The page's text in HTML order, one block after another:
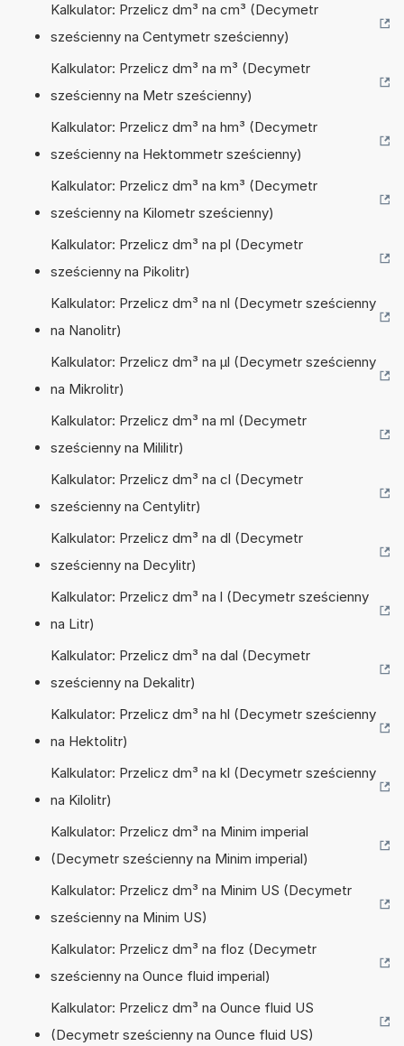
Kalkulator: Przelicz dm³ na cm³ (Decymetr
sześcienny na Centymetr sześcienny)
Kalkulator: Przelicz dm³ na m³ (Decymetr
sześcienny na Metr sześcienny)
Kalkulator: Przelicz dm³ na hm³ (Decymetr
sześcienny na Hektommetr sześcienny)
Kalkulator: Przelicz dm³ na km³ (Decymetr
sześcienny na Kilometr sześcienny)
Kalkulator: Przelicz dm³ na pl (Decymetr
sześcienny na Pikolitr)
Kalkulator: Przelicz dm³ na nl (Decymetr sześcienny
na Nanolitr)
Kalkulator: Przelicz dm³ na µl (Decymetr sześcienny
na Mikrolitr)
Kalkulator: Przelicz dm³ na ml (Decymetr
sześcienny na Mililitr)
Kalkulator: Przelicz dm³ na cl (Decymetr
sześcienny na Centylitr)
Kalkulator: Przelicz dm³ na dl (Decymetr
sześcienny na Decylitr)
Kalkulator: Przelicz dm³ na l (Decymetr sześcienny
na Litr)
Kalkulator: Przelicz dm³ na dal (Decymetr
sześcienny na Dekalitr)
Kalkulator: Przelicz dm³ na hl (Decymetr sześcienny
na Hektolitr)
Kalkulator: Przelicz dm³ na kl (Decymetr sześcienny
na Kilolitr)
Kalkulator: Przelicz dm³ na Minim imperial
(Decymetr sześcienny na Minim imperial)
Kalkulator: Przelicz dm³ na Minim US (Decymetr
sześcienny na Minim US)
Kalkulator: Przelicz dm³ na floz (Decymetr
sześcienny na Ounce fluid imperial)
Kalkulator: Przelicz dm³ na Ounce fluid US
(Decymetr sześcienny na Ounce fluid US)